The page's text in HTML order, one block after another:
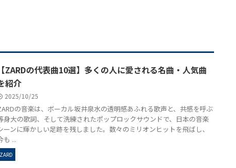
【ZARDの代表曲10選】多くの人に愛される名曲・人気曲
紹介
2025/10/25
の音楽は、ボーカル坂井泉水の透明感あふれる歌声と、共感を呼ぶ
身大の歌詞、そして洗練されたポップロックサウンドで、日本の音楽
ーンに輝かしい足跡を残しました。数々のミリオンヒットを飛ばし、
も ...
ZARD